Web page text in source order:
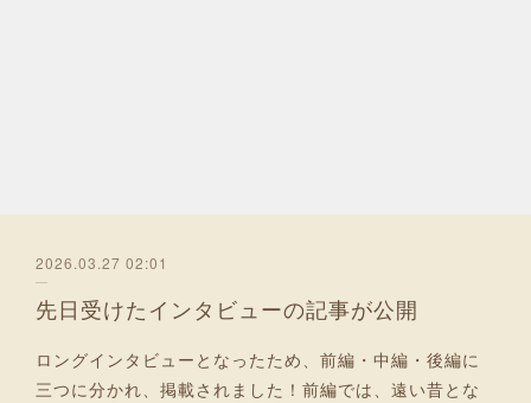
2026.03.27 02:01
先日受けたインタビューの記事が公開
ロングインタビューとなったため、前編・中編・後編に
三つに分かれ、掲載されました！前編では、遠い昔とな